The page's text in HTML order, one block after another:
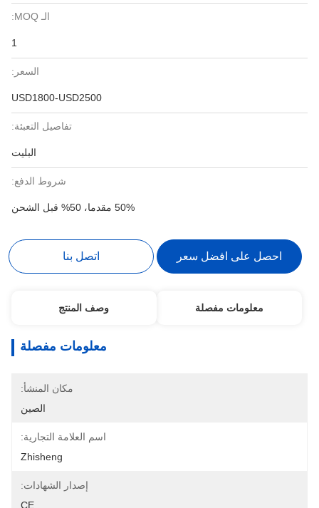
الـ MOQ:
1
السعر:
USD1800-USD2500
تفاصيل التعبئة:
البليت
شروط الدفع:
50% مقدما، 50% قبل الشحن
احصل على افضل سعر اتصل بنا
معلومات مفصلة وصف المنتج
معلومات مفصلة
مكان المنشأ:
الصين
اسم العلامة التجارية:
Zhisheng
إصدار الشهادات:
CE